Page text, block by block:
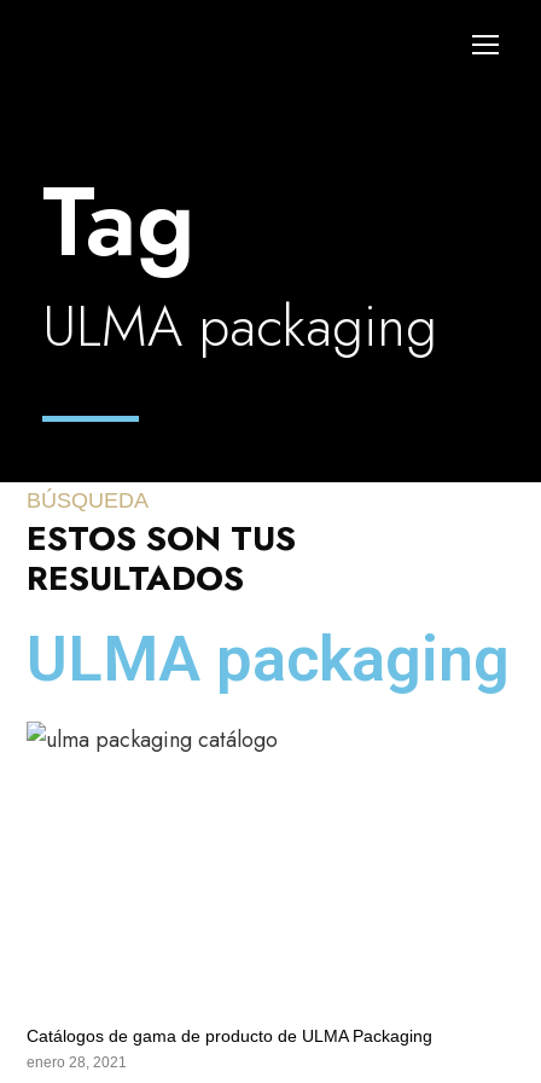
Tag
ULMA packaging
BÚSQUEDA
ESTOS SON TUS
RESULTADOS
ULMA packaging
Catálogos de gama de producto de ULMA Packaging
enero 28, 2021